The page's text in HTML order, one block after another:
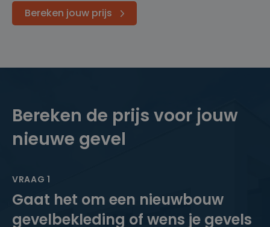
Bereken jouw prijs
Bereken de prijs voor jouw
nieuwe gevel
VRAAG 1
Gaat het om een nieuwbouw
gevelbekleding of wens je gevels